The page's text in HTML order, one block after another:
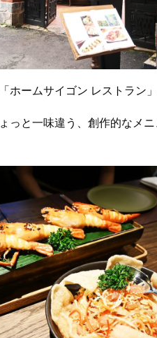
ホームサイゴン レストラン」
っと一味違う、創作的なメ